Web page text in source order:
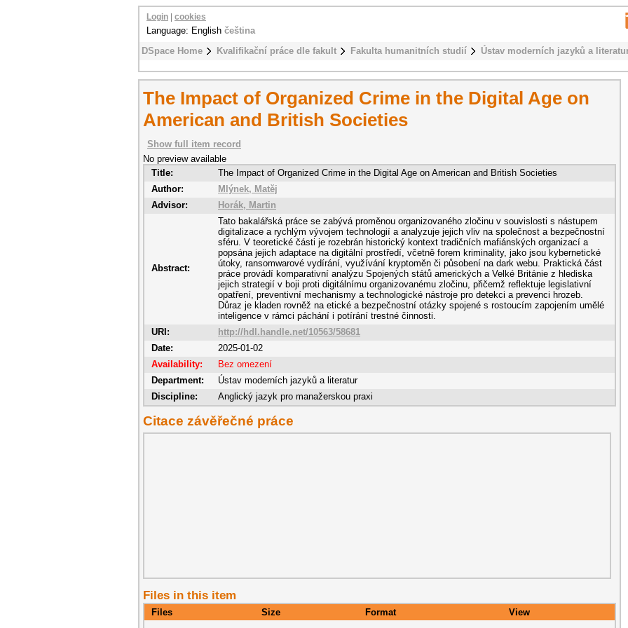
DSpace Home Kvalifikační práce dle fakult Fakulta humanitních studií Ústav moderních jazyků a
Login cookies
Language: English čeština
The Impact of Organized Crime in the Digital Age on
American and British Societies
Show full item record
No preview available
Title:
The Impact of Organized Crime in the Digital Age on American and British Societies
Author:
Mlýnek, Matěj
Advisor:
Horák, Martin
Abstract:
Tato bakalářská práce se zabývá proměnou organizovaného zločinu v souvislosti s nástupem
digitalizace a rychlým vývojem technologií a analyzuje jejich vliv na společnost a bezpečnostní
sféru. V teoretické části je rozebrán historický kontext tradičních mafiánských organizací a
popsána jejich adaptace na digitální prostředí, včetně forem kriminality, jako jsou kybernetické
útoky, ransomwarové vydírání, využívání kryptoměn či působení na dark webu. Praktická část
práce provádí komparativní analýzu Spojených států amerických a Velké Británie z hlediska
jejich strategií v boji proti digitálnímu organizovanému zločinu, přičemž reflektuje legislativní
opatření, preventivní mechanismy a technologické nástroje pro detekci a prevenci hrozeb.
Důraz je kladen rovněž na etické a bezpečnostní otázky spojené s rostoucím zapojením umělé
inteligence v rámci páchání i potírání trestné činnosti.
URI:
http://hdl.handle.net/10563/58681
Date:
2025-01-02
Availability:
Bez omezení
Department:
Ústav moderních jazyků a literatur
Discipline:
Anglický jazyk pro manažerskou praxi
Citace závěřečné práce
Files in this item
Files Size Format
View